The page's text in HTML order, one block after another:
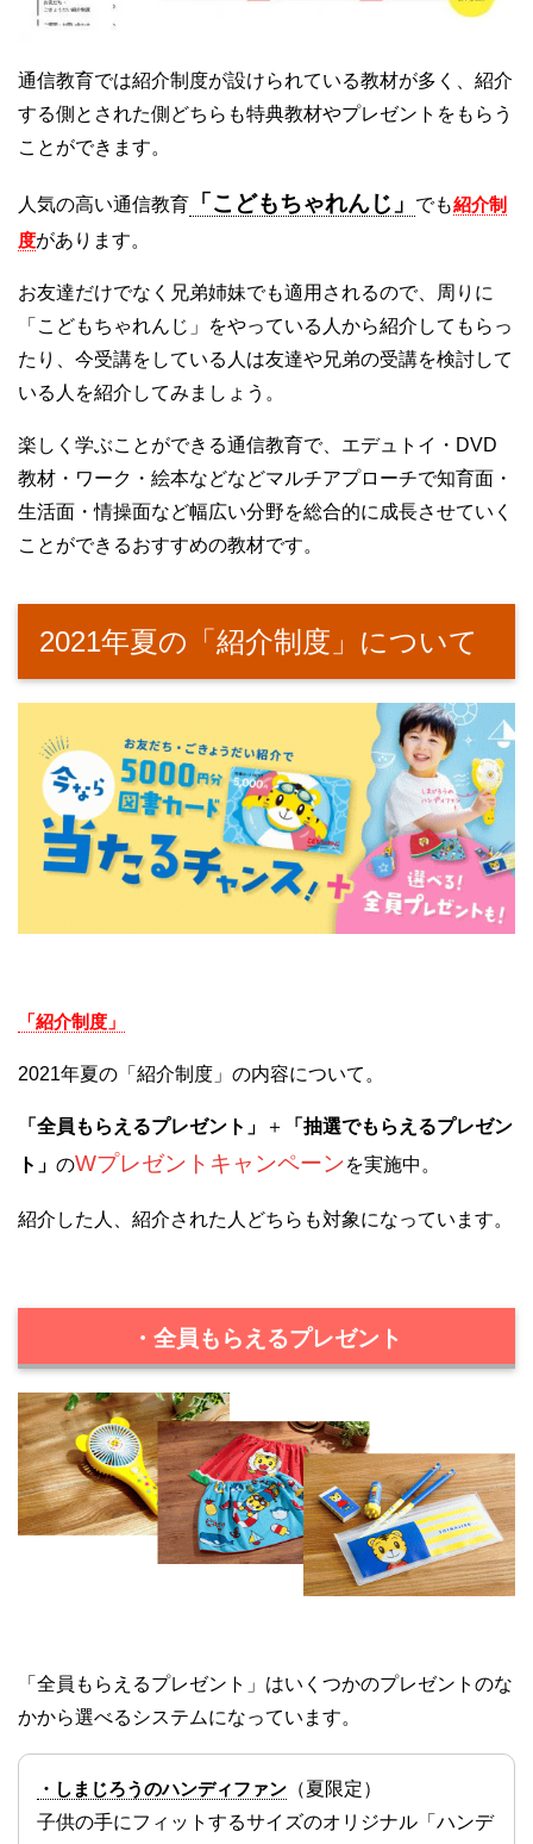
通信教育では紹介制度が設けられている教材が多く、紹介
する側とされた側どちらも特典教材やプレゼントをもらう
ことができます。
人気の高い通信教育 「こどもちゃれんじ」 でも紹介制
度があります。
お友達だけでなく兄弟姉妹でも適用されるので、周りに
「こどもちゃれんじ」をやっている人から紹介してもらっ
たり、今受講をしている人は友達や兄弟の受講を検討して
いる人を紹介してみましょう。
楽しく学ぶことができる通信教育で、エデュトイ・DVD
教材・ワーク・絵本などなどマルチアプローチで知育面・
生活面・情操面など幅広い分野を総合的に成長させていく
ことができるおすすめの教材です。
2021年夏の「紹介制度」について
「紹介制度」
2021年夏の「紹介制度」の内容について。
「全員もらえるプレゼント」 ＋
「抽選でもらえるプレゼン
ト」 のWプレゼントキャンペーンを実施中。
紹介した人、紹介された人どちらも対象になっています。
・全員もらえるプレゼント
「全員もらえるプレゼント」はいくつかのプレゼントのな
かから選べるシステムになっています。
・しまじろうのハンディファン （夏限定）
子供の手にフィットするサイズのオリジナル「ハンデ